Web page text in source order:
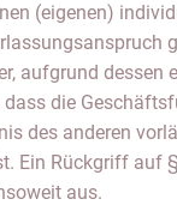
(eigenen)
aufgrund dessen
die
des anderen
Ein Rückgriff auf
aus.